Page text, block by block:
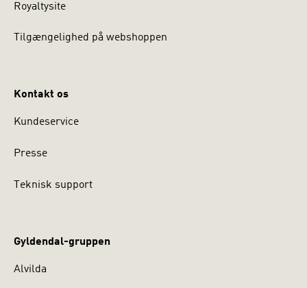
Royaltysite
Tilgængelighed på webshoppen
Kontakt os
Kundeservice
Presse
Teknisk support
Gyldendal-gruppen
Alvilda